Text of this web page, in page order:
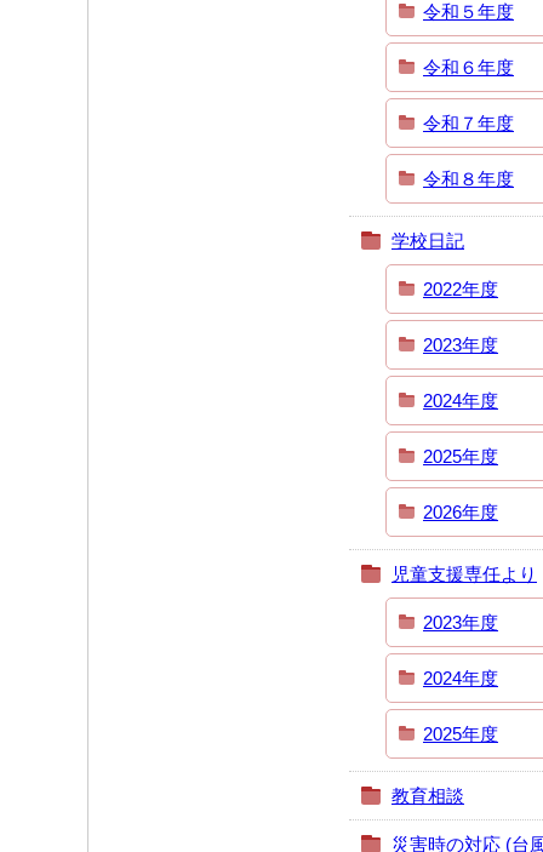
令和５年度
令和６年度
令和７年度
令和８年度
学校日記
2022年度
2023年度
2024年度
2025年度
2026年度
児童支援専任より
2023年度
2024年度
2025年度
教育相談
災害時の対応 (台